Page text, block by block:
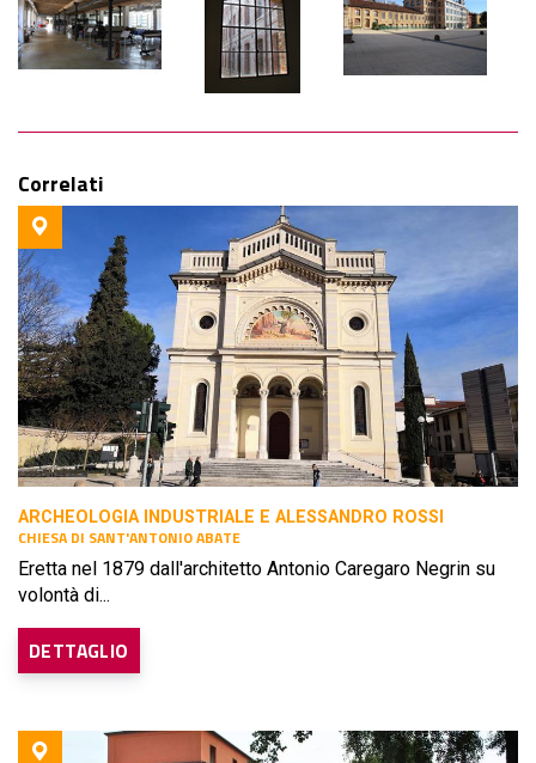
Correlati
ARCHEOLOGIA INDUSTRIALE E ALESSANDRO ROSSI
CHIESA DI SANT'ANTONIO ABATE
Eretta nel 1879 dall'architetto Antonio Caregaro Negrin su
volontà di...
DETTAGLIO